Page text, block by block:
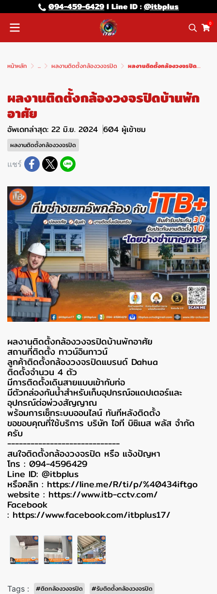
094-459-6429l Line lD :@itbplus
0
หน้าหลัก ... ผลงานติดตั้งกล้องวงจรปิด ผลงานติดตั้งกล้องวงจรปิดบ้านพักอาศัย
ผลงานติดตั้งกล้องวงจรปิดบ้านพัก
อาศัย
อัพเดทล่าสุด: 22 มิ.ย. 2024 604 ผู้เข้าชม
ผลงานติดตั้งกล้องวงจรปิด
แชร์
ผลงานติดตั้งกล้องวงจรปิดบ้านพักอาศัย
สถานที่ติดตั้ง ทาวน์อินทาวน์
ลูกค้าติดตั้งกล้องวงจรปิดแบรนด์ Dahua
ติดตั้งจำนวน 4 ตัว
มีการติดตั้งเดินสายแบบเข้ากับท่อ
มีตัวกล่องกันน้ำสำหรับเก็บอุปกรณ์อแดปเตอร์และ
อุปกรณ์ต่อพ่วงสัญญาณ
พร้อมการเซ็ทระบบออนไลน์ ทันทีหลังติดตั้ง
ขอขอบคุณที่ใช้บริการ บริษัท ไอที บิซิเนส พลัส จำกัด
ครับ
-----------------------------
สนใจติดตั้งกล้องวงจรปิด หรือ แจ้งปัญหา
โทร : 094-4596429
Line ID: @itbplus
หรือคลิก : https://line.me/R/ti/p/%40434iftgo
website : https://www.itb-cctv.com/
Facebook
: https://www.facebook.com/itbplus17/
Tags : #ติดกล้องวงจรปิด
#รับติดตั้งกล้องวงจรปิด